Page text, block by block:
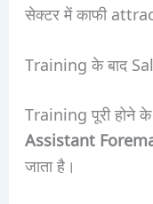
सेक्टर में काफी
Training के बाद
Training पूरी होने के
Assistant
जाता है।